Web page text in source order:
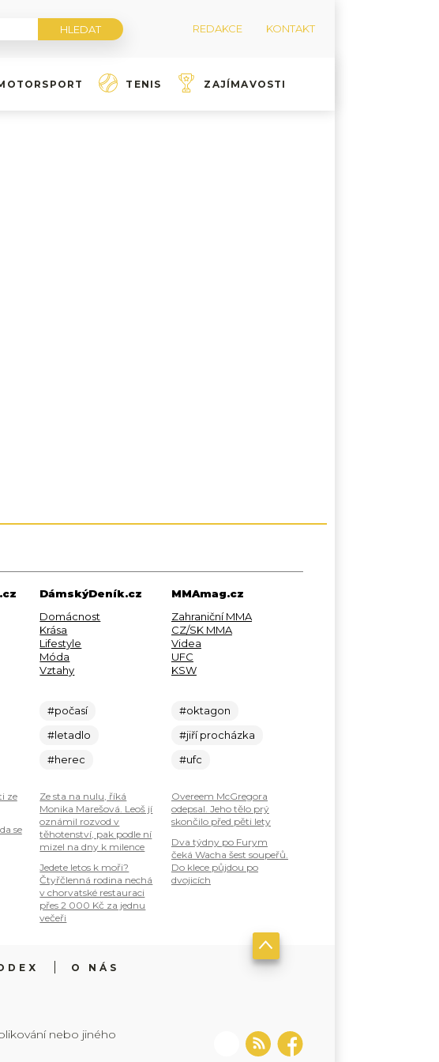
REDAKCE KONTAKT
TENIS ZAJÍMAVOSTI
ze
se
DámskýDeník.cz
Domácnost
Krása
Lifestyle
Móda
Vztahy
#počasí
#letadlo
#herec
Ze sta na nulu, říká
Monika Marešová. Leoš jí
oznámil rozvod v
těhotenství, pak podle ní
mizel na dny k milence
Jedete letos k moři?
Čtyřčlenná rodina nechá
v chorvatské restauraci
přes 2 000 Kč za jednu
večeři
MMAmag.cz
Zahraniční MMA
CZ/SK MMA
Videa
UFC
KSW
#oktagon
#jiří procházka
#ufc
Overeem McGregora
odepsal. Jeho tělo prý
skončilo před pěti lety
Dva týdny po Furym
čeká Wacha šest soupeřů.
Do klece půjdou po
dvojicích
O NÁS
nebo jiného